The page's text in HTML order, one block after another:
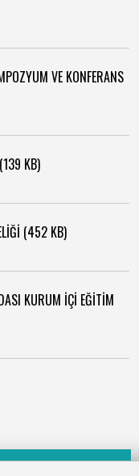
VE KONFERANS
KB)
(452 KB)
KURUM İÇİ EĞİTİM